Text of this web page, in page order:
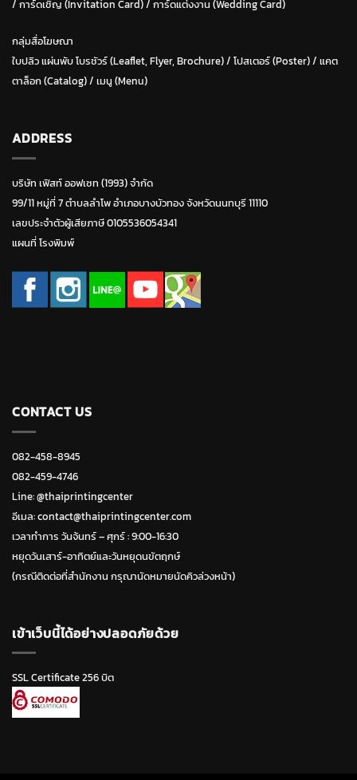
/ การ์ดเชิญ (Invitation Card)/ การ์ดแต่งงาน (Wedding Card)
กลุ่มสื่อโฆษณา
ใบปลิว แผ่นพับ โบรชัวร์ (Leaflet, Flyer, Brochure)/ โปสเตอร์ (Poster) / แคต
ตาล็อก (Catalog)/ เมนู (Menu)
ADDRESS
บริษัท เฟิสท์ ออฟเซท (1993) จำกัด
99/11 หมู่ที่ 7 ตำบลลำโพ อำเภอบางบัวทอง จังหวัดนนทบุรี 11110
เลขประจำตัวผู้เสียภาษี 0105536054341
แผนที่ โรงพิมพ์
CONTACT US
082-458-8945
082-459-4746
Line:@thaiprintingcenter
อีเมล: contact@thaiprintingcenter.com
เวลาทำการ วันจ้นทร์ – ศุกร์ : 9:00-16:30
หยุดวันเสาร์-อาทิตย์และวันหยุดนขัตฤกษ์
(กรณีติดต่อที่สำนักงาน กรุณานัดหมายนัดคิวล่วงหน้า)
เข้าเว็บนี้ได้อย่างปลอดภัยด้วย
SSL Certificate 256 บิต